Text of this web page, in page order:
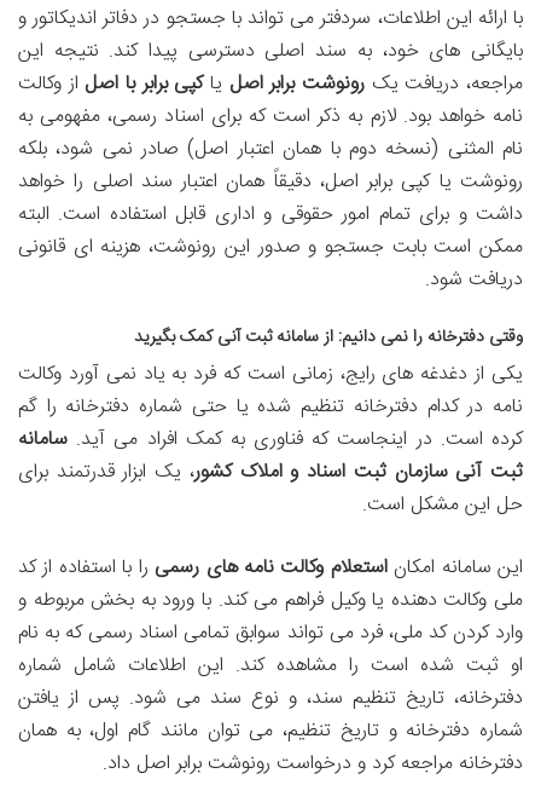
با ارائه این اطلاعات، سردفتر می تواند با جستجو در دفاتر اندیکاتور و
بایگانی های خود، به سند اصلی دسترسی پیدا کند. نتیجه این
مراجعه، دریافت یک رونوشت برابر اصل یاکپی برابر با اصل از وکالت
نامه خواهد بود. لازم به ذکر است که برای اسناد رسمی، مفهومی به
نام المثنی (نسخه دوم با همان اعتبار اصل) صادر نمی شود، بلکه
رونوشت یا کپی برابر اصل، دقیقاً همان اعتبار سند اصلی را خواهد
داشت و برای تمام امور حقوقی و اداری قابل استفاده است. البته
ممکن است بابت جستجو و صدور این رونوشت، هزینه ای قانونی
دریافت شود.
وقتی دفترخانه را نمی دانیم: از سامانه ثبت آنی کمک بگیرید
یکی از دغدغه های رایج، زمانی است که فرد به یاد نمی آورد وکالت
نامه در کدام دفترخانه تنظیم شده یا حتی شماره دفترخانه را گم
کرده است. در اینجاست که فناوری به کمک افراد می آید. سامانه
ثبت آنی سازمان ثبت اسناد و املاک کشور، یک ابزار قدرتمند برای
حل این مشکل است.
این سامانه امکاناستعلام وکالت نامه های رسمی را با استفاده از کد
ملی وکالت دهنده یا وکیل فراهم می کند. با ورود به بخش مربوطه و
وارد کردن کد ملی، فرد می تواند سوابق تمامی اسناد رسمی که به نام
او ثبت شده است را مشاهده کند. این اطلاعات شامل شماره
دفترخانه، تاریخ تنظیم سند، و نوع سند می شود. پس از یافتن
شماره دفترخانه و تاریخ تنظیم، می توان مانند گام اول، به همان
دفترخانه مراجعه کرد و درخواست رونوشت برابر اصل داد.